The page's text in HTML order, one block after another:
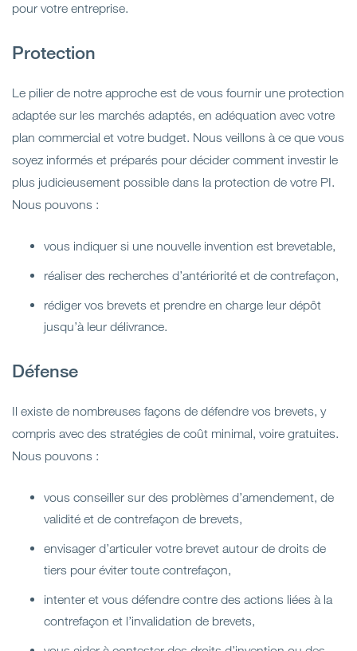
pour votre entreprise.
Protection
Le pilier de notre approche est de vous fournir une protection
adaptée sur les marchés adaptés, en adéquation avec votre
plan commercial et votre budget. Nous veillons à ce que vous
soyez informés et préparés pour décider comment investir le
plus judicieusement possible dans la protection de votre PI.
Nous pouvons :
vous indiquer si une nouvelle invention est brevetable,
réaliser des recherches d’antériorité et de contrefaçon,
rédiger vos brevets et prendre en charge leur dépôt
jusqu’à leur délivrance.
Défense
Il existe de nombreuses façons de défendre vos brevets, y
compris avec des stratégies de coût minimal, voire gratuites.
Nous pouvons :
vous conseiller sur des problèmes d’amendement, de
validité et de contrefaçon de brevets,
envisager d’articuler votre brevet autour de droits de
tiers pour éviter toute contrefaçon,
intenter et vous défendre contre des actions liées à la
contrefaçon et l’invalidation de brevets,